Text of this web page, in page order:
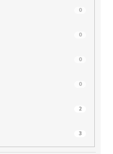
0
0
0
0
2
3